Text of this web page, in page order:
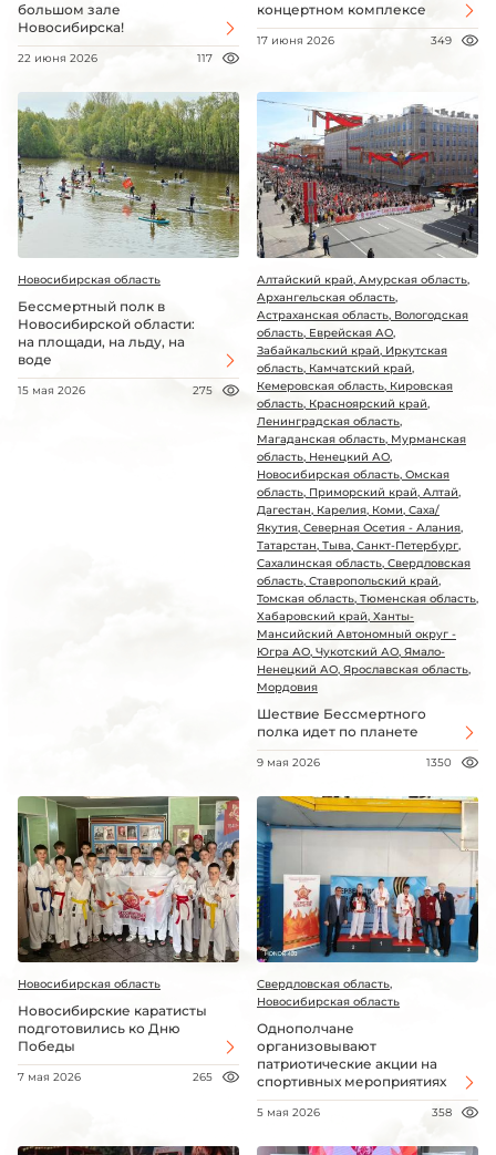
большом зале
Новосибирска!
22 июня 2026 117
концертном комплексе
17 июня 2026 349
Новосибирская область
Бессмертный полк в
Новосибирской области:
на площади, на льду, на
воде
15 мая 2026 275
Алтайский край, Амурская область,
Архангельская область,
Астраханская область, Вологодская
область, Еврейская АО,
Забайкальский край, Иркутская
область, Камчатский край,
Кемеровская область, Кировская
область, Красноярский край,
Ленинградская область,
Магаданская область, Мурманская
область, Ненецкий АО,
Новосибирская область, Омская
область, Приморский край, Алтай,
Дагестан, Карелия, Коми, Саха/
Якутия, Северная Осетия - Алания,
Татарстан, Тыва, Санкт-Петербург,
Сахалинская область, Свердловская
область, Ставропольский край,
Томская область, Тюменская область,
Хабаровский край, Ханты-
Мансийский Автономный округ -
Югра АО, Чукотский АО, Ямало-
Ненецкий АО, Ярославская область,
Мордовия
Шествие Бессмертного
полка идет по планете
9 мая 2026 1350
Новосибирская область
Новосибирские каратисты
подготовились ко Дню
Победы
7 мая 2026 265
Свердловская область,
Новосибирская область
Однополчане
организовывают
патриотические акции на
спортивных мероприятиях
5 мая 2026 358